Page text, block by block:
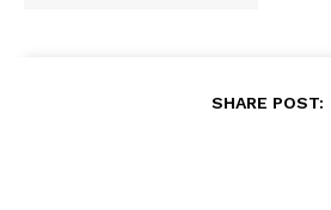
SHARE POST: